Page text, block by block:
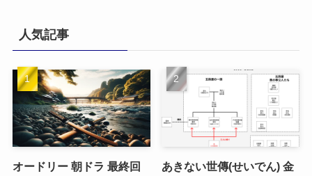
人気記事
オードリー 朝ドラ 最終回
あきない世傳(せいでん) 金